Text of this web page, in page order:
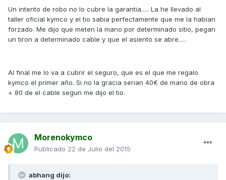
Un intento de robo no lo cubre la garantia..... La he llevado al
taller oficial kymco y el tio sabia perfectamente que me la habian
forzado. Me dijo que meten la mano por determinado sitio, pegan
un tiron a determinado cable y que el asiento se abre.....
Al final me lo va a cubrir el seguro, que es el que me regalo
kymco el primer año. Si no la gracia serian 40€ de mano de obra
+ 80 de el cable segun me dijo el tio.
Morenokymco
Publicado 22 de Julio del 2015
abhang dijo: